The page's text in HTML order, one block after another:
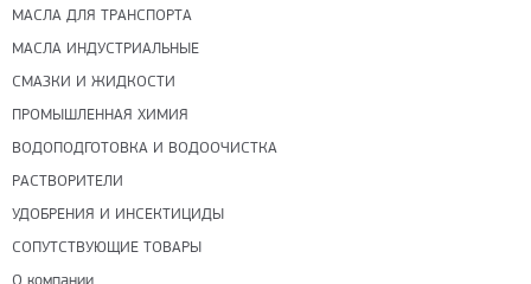
МАСЛА ДЛЯ ТРАНСПОРТА
МАСЛА ИНДУСТРИАЛЬНЫЕ
СМАЗКИ И ЖИДКОСТИ
ПРОМЫШЛЕННАЯ ХИМИЯ
ВОДОПОДГОТОВКА И ВОДООЧИСТКА
РАСТВОРИТЕЛИ
УДОБРЕНИЯ И ИНСЕКТИЦИДЫ
СОПУТСТВУЮЩИЕ ТОВАРЫ
О компании